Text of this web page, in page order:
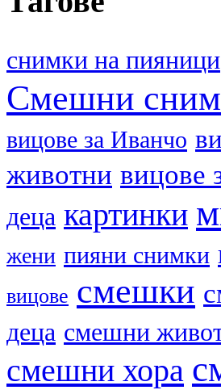
cнимки на пияници
Смешни
вицове за Иванчо
животни вицове
деца картинки
жени пияни снимки
вицове смешки
деца смешни
смешни хора